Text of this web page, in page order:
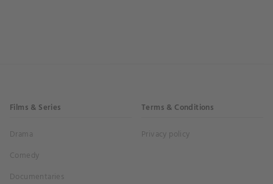
Films & Series
Drama
Comedy
Documentaries
Terms & Conditions
Privacy policy